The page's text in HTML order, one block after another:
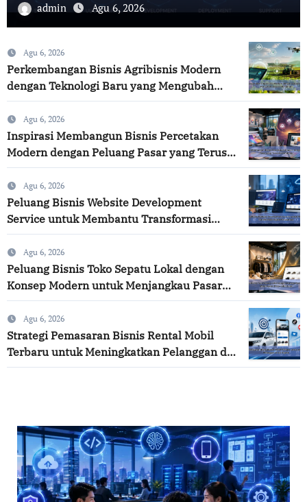
admin Agu 6, 2026
Agu 6, 2026
Perkembangan Bisnis Agribisnis Modern
dengan Teknologi Baru yang Mengubah
Industri Pertanian
Agu 6, 2026
Inspirasi Membangun Bisnis Percetakan
Modern dengan Peluang Pasar yang Terus
Berkembang
Agu 6, 2026
Peluang Bisnis Website Development
Service untuk Membantu Transformasi
Digital Perusahaan
Agu 6, 2026
Peluang Bisnis Toko Sepatu Lokal dengan
Konsep Modern untuk Menjangkau Pasar
Lebih Luas
Agu 6, 2026
Strategi Pemasaran Bisnis Rental Mobil
Terbaru untuk Meningkatkan Pelanggan di
Era Digital